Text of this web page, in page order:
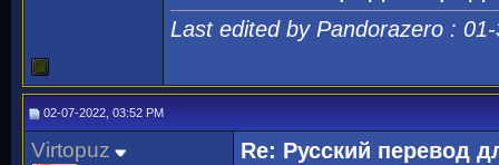
Last edited by Pandorazero :
02-07-2022, 03:52 PM
Virtopuz
Re: Русский перевод